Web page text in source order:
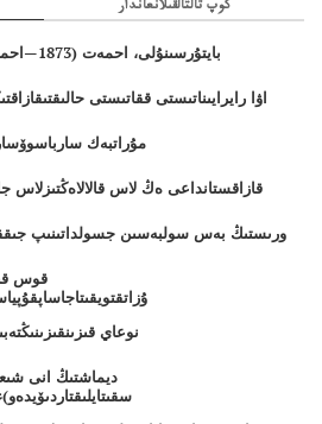
كوپ تالتالقىلانعاندار
بايتۇرسىنۇلى، احمەت (1873—احمەتجج.)(1873—1938جج)
اۋا رايرايىناتىستى ققاتىستى
مۇراتبەك
قازاقستانداعى ەڭ لاس قالالاەڭتىزلاس
ورىستىڭ بەس سولبەسىن جسولداتىنىپ
قوس
نوعاي
ديماشتىڭ انى